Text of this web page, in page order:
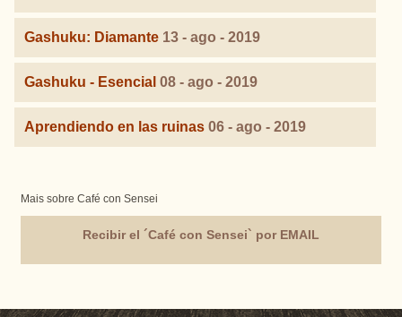
Gashuku: Diamante 13 - ago - 2019
Gashuku - Esencial 08 - ago - 2019
Aprendiendo en las ruinas 06 - ago - 2019
Mais sobre Café con Sensei
Recibir el ´Café con Sensei` por EMAIL